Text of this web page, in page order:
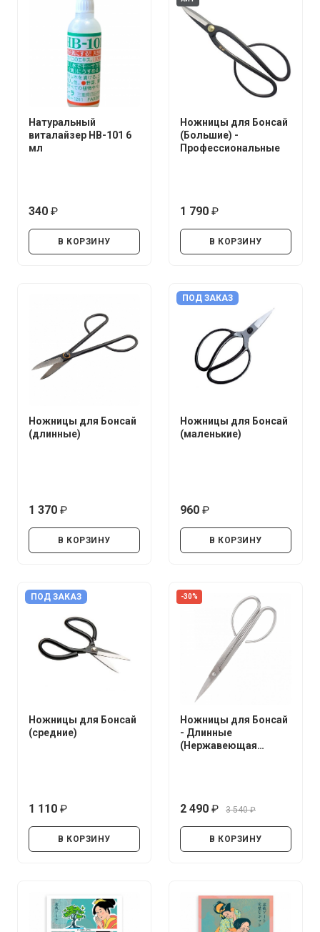
Натуральный
виталайзер HB-101 6
мл
340
В КОРЗИНУ
Ножницы для Бонсай
(Большие) -
Профессиональные
1 790
В КОРЗИНУ
Ножницы для Бонсай
(длинные)
1 370
В КОРЗИНУ
ПОД ЗАКАЗ
Ножницы для Бонсай
(маленькие)
960
В КОРЗИНУ
ПОД ЗАКАЗ
Ножницы для Бонсай
(средние)
1 110
В КОРЗИНУ
-30%
Ножницы для Бонсай
- Длинные
(Нержавеющая
2 490
3 540
В КОРЗИНУ